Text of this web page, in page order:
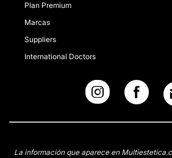
Plan Premium
Marcas
Suppliers
International Doctors
La información que aparece en